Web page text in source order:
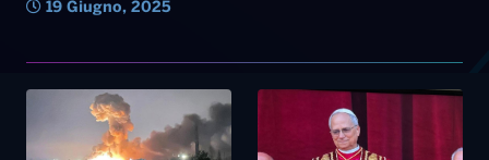
19 Giugno, 2025